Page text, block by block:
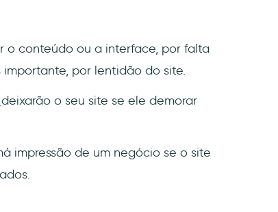
o conteúdo ou a interface, por falta
por lentidão do site.
deixarão o seu site se ele demorar
impressão de um negócio se o site